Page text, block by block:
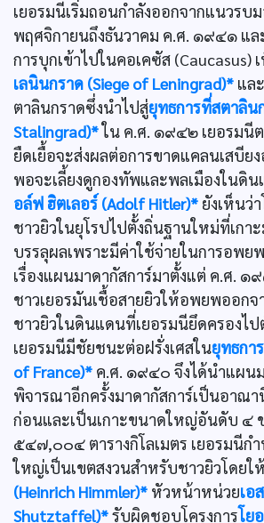
เยอรมนีเริ่มถอนกำลังออกจากแนวรบ
พฤศจิกายนถึงธันวาคม ค.ศ. ๑๙๔๑ แ
การบุกเข้าไปในคอเคซัส (Caucasus)
เลนินกราด (Siege of Leningrad)* แล
ตาลินกราดซึ่งนำไปสู่ยุทธการที่สตาลิ
Stalingrad)*ใน ค.ศ. ๑๙๔๒ เยอรมนี
ยืดเยื้อจะส่งผลต่อการขาดแคลนเสบีย
พอจะเลี้ยงดูกองทัพและพลเมืองในดิ
อล์ฟ ฮิตเลอร์ (Adolf Hitler)* ยังเห็นว่
ชาวยิวในยุโรปไปตั้งถิ่นฐานใหม่ที่เกา
บรรลุผลเพราะมีค่าใช้จ่ายในการอพย
เรื่องแผนมาดากัสการ์มาตั้งแต่ ค.ศ. ๑
ชาวเยอรมันเชื้อสายยิวให้อพยพออกจ
ชาวยิวในดินแดนที่เยอรมนียึดครองไ
เยอรมนีมีชัยชนะต่อฝรั่งเศสในยุทธกา
of France)* ค.ศ. ๑๙๔๐ จึงได้นำแผน
พิจารณาอีกครั้งมาดากัสการ์เป็นอาณา
ก่อนและเป็นเกาะขนาดใหญ่อันดับ ๔
๕๔๗,๐๐๔ ตารางกิโลเมตร เยอรมนี
ใหญ่เป็นเขตสงวนสำหรับชาวยิวโดยให้
(Heinrich Himmler)* หัวหน้าหน่วยเอ
Shutztaffel)*รับผิดชอบโครงการโย